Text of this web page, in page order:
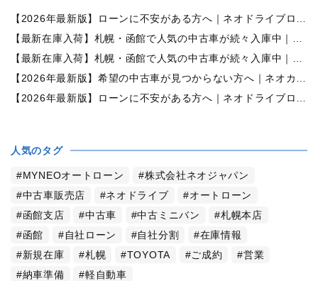
人気のタグ
MYNEOオートローン
株式会社ネオジャパン
中古車販売店
ネオドライブ
オートローン
函館支店
中古車 中古ミニバン
札幌本店
函館
自社ローン 自社分割
在庫情報
新規在庫
札幌 TOYOTA ご成約
営業
納車準備
軽自動車